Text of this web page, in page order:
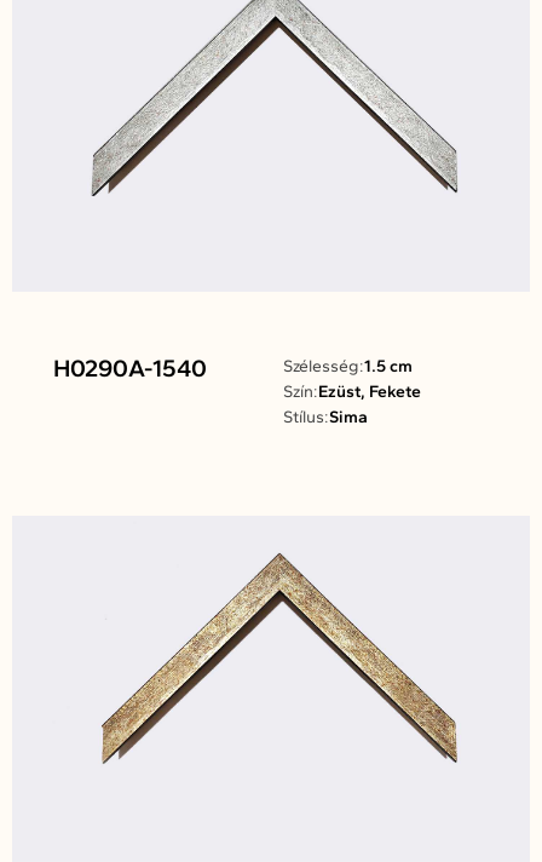
H0290A-1540 Szélesség:1.5 cm
Szín:Ezüst, Fekete
Stílus:Sima